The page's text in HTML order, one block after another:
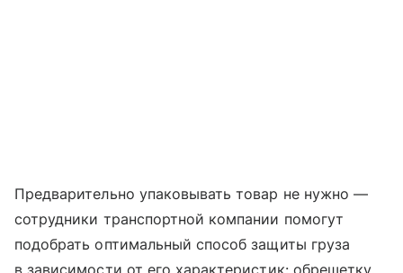
Предварительно упаковывать товар не нужно —
сотрудники транспортной компании помогут
подобрать оптимальный способ защиты груза
в зависимости от его характеристик: обрешетку,